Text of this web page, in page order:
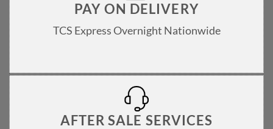
PAY ON DELIVERY
TCS Express Overnight Nationwide
AFTER SALE SERVICES